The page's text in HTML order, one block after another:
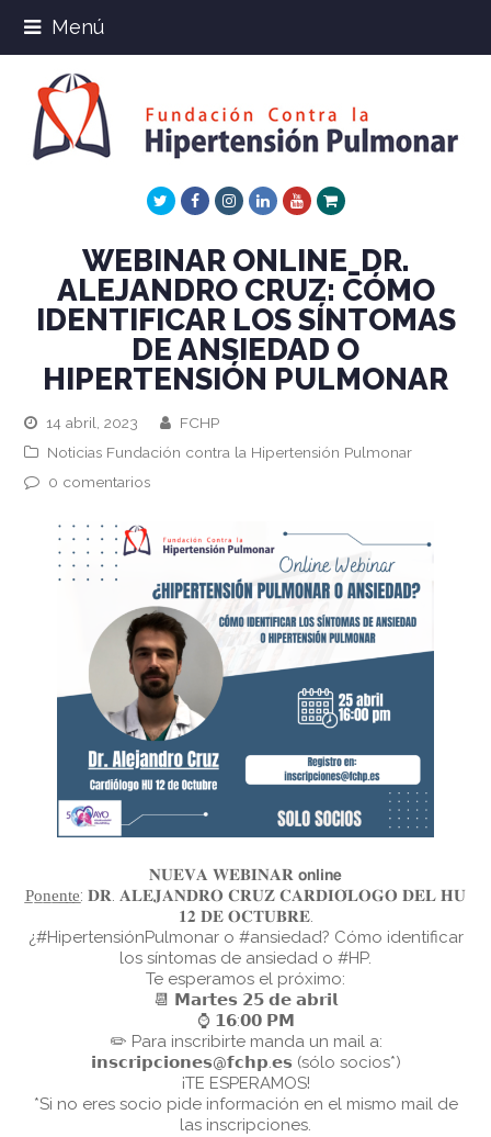
Menú
TwitterFacebookInstagram
LinkedInYoutube
Xing
WEBINAR ONLINE_DR.
ALEJANDRO CRUZ: CÓMO
IDENTIFICAR LOS SÍNTOMAS
DE ANSIEDAD O
HIPERTENSIÓN PULMONAR
14 abril, 2023
FCHP
Noticias Fundación contra la Hipertensión Pulmonar
0 comentarios
𝐍𝐔𝐄𝐕𝐀 𝐖𝐄𝐁𝐈𝐍𝐀𝐑 𝗼𝗻𝗹𝗶𝗻𝗲
P̲o̲n̲e̲n̲t̲e̲: 𝐃𝐑. 𝐀𝐋𝐄𝐉𝐀𝐍𝐃𝐑𝐎 𝐂𝐑𝐔𝐙 𝐂𝐀𝐑𝐃𝐈𝐎́𝐋𝐎𝐆𝐎 𝐃𝐄𝐋 𝐇𝐔
𝟏𝟐 𝐃𝐄 𝐎𝐂𝐓𝐔𝐁𝐑𝐄.
¿#HipertensiónPulmonar o #ansiedad? Cómo identificar
los síntomas de ansiedad o #HP.
Te esperamos el próximo:
📆 𝗠𝗮𝗿𝘁𝗲𝘀 𝟮𝟱 𝗱𝗲 𝗮𝗯𝗿𝗶𝗹
⌚ 𝟭𝟲:𝟬𝟬 𝗣𝗠
✏️ Para inscribirte manda un mail a:
𝗶𝗻𝘀𝗰𝗿𝗶𝗽𝗰𝗶𝗼𝗻𝗲𝘀@𝗳𝗰𝗵𝗽.𝗲𝘀 (sólo socios*)
¡TE ESPERAMOS!
*Si no eres socio pide información en el mismo mail de
las inscripciones.